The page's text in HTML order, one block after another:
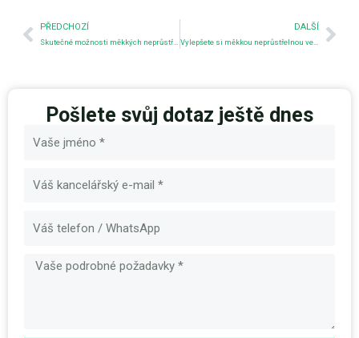
Předchozí
PŘEDCHOZÍ
Skutečné možnosti měkkých neprůstřelných vest
DALŠÍ
Vylepšete si měkkou neprůstřelnou vestu
Pošlete svůj dotaz ještě dnes
Název
Zpráva